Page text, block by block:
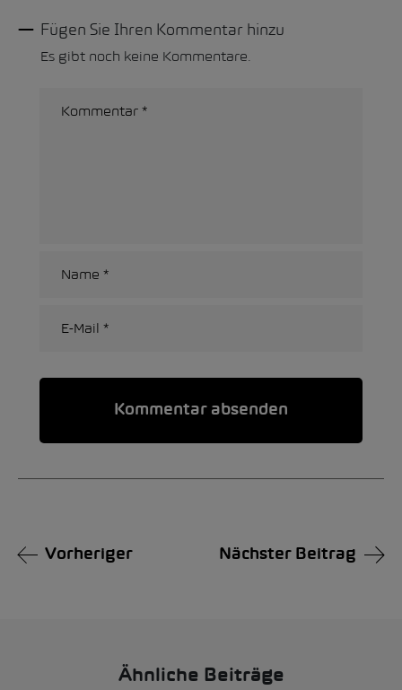
Fügen Sie Ihren Kommentar hinzu
Es gibt noch keine Kommentare.
Vorheriger Nächster Beitrag
Ähnliche Beiträge